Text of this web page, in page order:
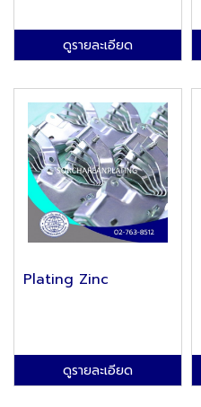
ดูรายละเอียด
Plating Zinc
ดูรายละเอียด